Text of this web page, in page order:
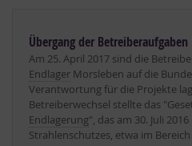
Übergang der Betreiberaufgaben
Am 25. April 2017 sind die
EndlagerMorsleben auf die
Verantwortung für die Projekte
Betreiberwechsel stellte das
Endlagerung", das am 30. Juli
Strahlenschutzes, etwa im